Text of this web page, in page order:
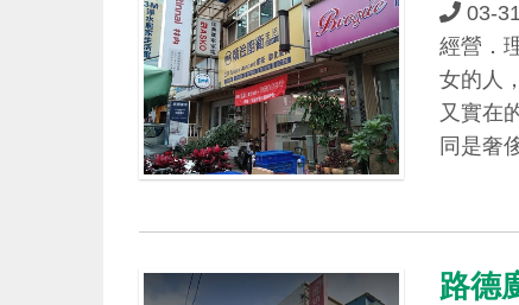
03-
經營．
女的人
又實在
同是奢
路德